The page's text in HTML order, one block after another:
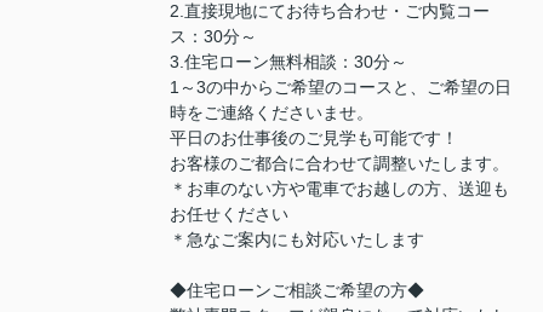
2.直接現地にてお待ち合わせ・ご内覧コー
ス：30分～
3.住宅ローン無料相談：30分～
1～3の中からご希望のコースと、ご希望の日
時をご連絡くださいませ。
平日のお仕事後のご見学も可能です！
お客様のご都合に合わせて調整いたします。
＊お車のない方や電車でお越しの方、送迎も
お任せください
＊急なご案内にも対応いたします
◆住宅ローンご相談ご希望の方◆